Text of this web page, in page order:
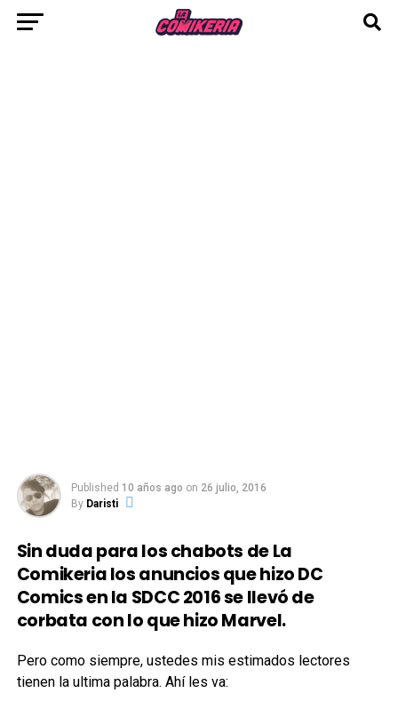
en la SDCC 2016
Published 10 años ago on 26 julio, 2016
By Daristi
Sin duda para los chabots de La
Comikeria los anuncios que hizo DC
Comics en la SDCC 2016 se llevó de
corbata con lo que hizo Marvel.
Pero como siempre, ustedes mis estimados lectores
tienen la ultima palabra. Ahí les va: